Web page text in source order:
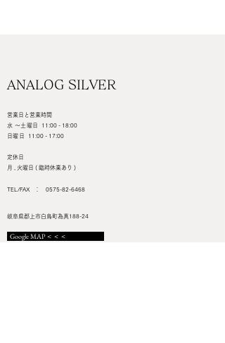
ざいます。予めご了承下さい。
などがある場合がありますが、天然素材の
特性としてご理解ください。
ANALOG SILVER
営業日と営業時間
水 ～土曜日 11:00 - 18:00
日曜日
11:00 - 17:00
定休日
月 , 火曜日 ( 臨時休業あり )
TEL/FAX ： 0575-82-6468
岐阜県郡上市白鳥町為真188-24
Google MAP＜＜＜